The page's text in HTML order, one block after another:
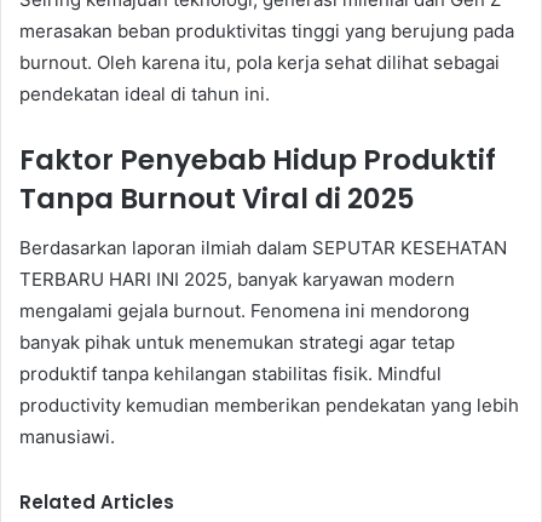
merasakan beban produktivitas tinggi yang berujung pada
burnout. Oleh karena itu, pola kerja sehat dilihat sebagai
pendekatan ideal di tahun ini.
Faktor Penyebab Hidup Produktif
Tanpa Burnout Viral di 2025
Berdasarkan laporan ilmiah dalam SEPUTAR KESEHATAN
TERBARU HARI INI 2025, banyak karyawan modern
mengalami gejala burnout. Fenomena ini mendorong
banyak pihak untuk menemukan strategi agar tetap
produktif tanpa kehilangan stabilitas fisik. Mindful
productivity kemudian memberikan pendekatan yang lebih
manusiawi.
Related Articles